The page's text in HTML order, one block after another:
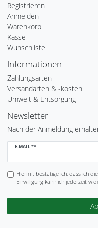
Registrieren
Anmelden
Warenkorb
Kasse
Wunschliste
Informationen
Zahlungsarten
Versandarten & -kosten
Umwelt & Entsorgung
Newsletter
Nach der Anmeldung
E-MAIL **
Newsletter
Hiermit bestätige ich, dass ich die
Einwilligung kann ich jederzeit